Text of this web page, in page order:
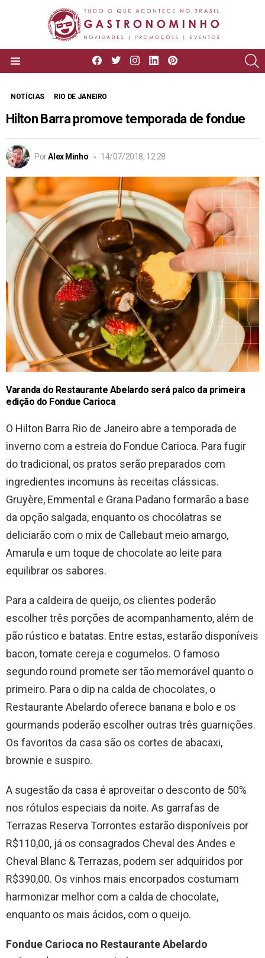
facebooktwitterinstagram
linkedin
NOTÍCIAS RIO DE JANEIRO
Hilton Barra promove temporada de fondue
PorAlex Minho 14/07/2018, 12:28
Varanda do Restaurante Abelardo será palco da primeira
edição do Fondue Carioca
O Hilton Barra Rio de Janeiro abre a temporada de
inverno com a estreia do Fondue Carioca. Para fugir
do tradicional, os pratos serão preparados com
ingredientes incomuns às receitas clássicas.
Gruyère, Emmental e Grana Padano formarão a base
da opção salgada, enquanto os chocólatras se
deliciarão com o mix de Callebaut meio amargo,
Amarula e um toque de chocolate ao leite para
equilibrar os sabores.
Para a caldeira de queijo, os clientes poderão
escolher três porções de acompanhamento, além de
pão rústico e batatas. Entre estas, estarão disponíveis
bacon, tomate cereja e cogumelos. O famoso
segundo round promete ser tão memorável quanto o
primeiro. Para o dip na calda de chocolates, o
Restaurante Abelardo oferece banana e bolo e os
gourmands poderão escolher outras três guarnições.
Os favoritos da casa são os cortes de abacaxi,
brownie e suspiro.
A sugestão da casa é aproveitar o desconto de 50%
nos rótulos especiais da noite. As garrafas de
Terrazas Reserva Torrontes estarão disponíveis por
R$110,00, já os consagrados Cheval des Andes e
Cheval Blanc & Terrazas, podem ser adquiridos por
R$390,00. Os vinhos mais encorpados costumam
harmonizar melhor com a calda de chocolate,
enquanto os mais ácidos, com o queijo.
Fondue Carioca no Restaurante Abelardo